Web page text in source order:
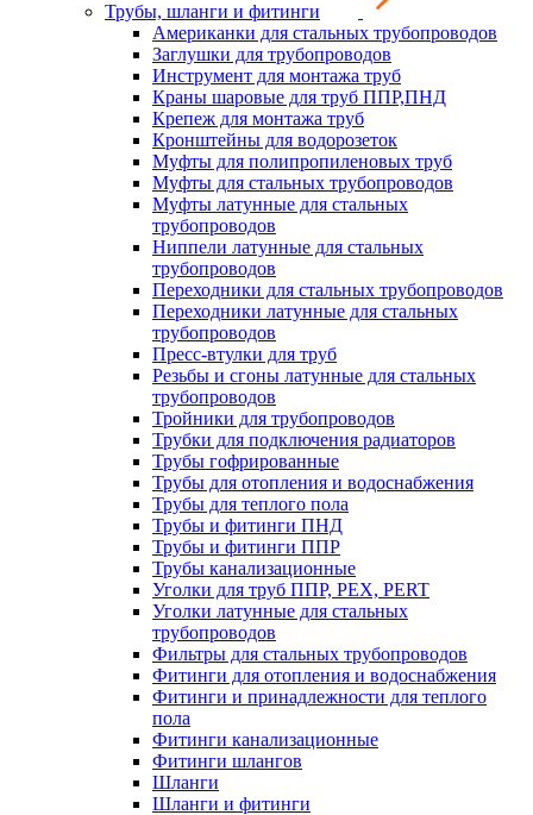
Трубы, шланги и фитинги
Американки для стальных трубопроводов
Заглушки для трубопроводов
Инструмент для монтажа труб
Краны шаровые для труб ППР,ПНД
Крепеж для монтажа труб
Кронштейны для водорозеток
Муфты для полипропиленовых труб
Муфты для стальных трубопроводов
Муфты латунные для стальных
трубопроводов
Ниппели латунные для стальных
трубопроводов
Переходники для стальных трубопроводов
Переходники латунные для стальных
трубопроводов
Пресс-втулки для труб
Резьбы и сгоны латунные для стальных
трубопроводов
Тройники для трубопроводов
Трубки для подключения радиаторов
Трубы гофрированные
Трубы для отопления и водоснабжения
Трубы для теплого пола
Трубы и фитинги ПНД
Трубы и фитинги ППР
Трубы канализационные
Уголки для труб ППР, PEX, PERT
Уголки латунные для стальных
трубопроводов
Фильтры для стальных трубопроводов
Фитинги для отопления и водоснабжения
Фитинги и принадлежности для теплого
пола
Фитинги канализационные
Фитинги шлангов
Шланги
Шланги и фитинги